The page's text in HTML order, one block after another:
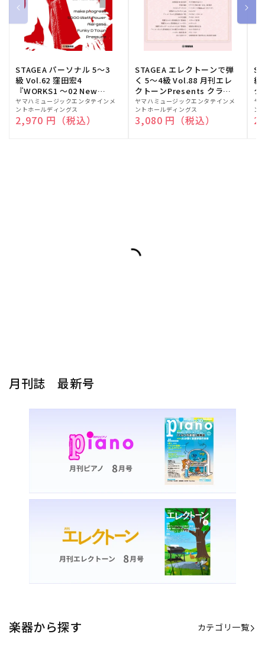
STAGEA パーソナル 5～3
級 Vol.62 窪田宏4
『WORKS1 ～02 New
edition～』
販
売
元:
ヤマハミュージックエンタテインメ
ントホールディングス
通常価格
2,970 円（税込）
STAGEA エレクトーンで弾
く 5～4級 Vol.88 月刊エレ
クトーンPresents クラシ
ック名曲集
販
売
元:
ヤマハミュージックエンタテインメ
ントホールディングス
通常価格
3,080 円（税込）
級
ク
販
売
元:
ヤ
ン
カテゴリ一覧